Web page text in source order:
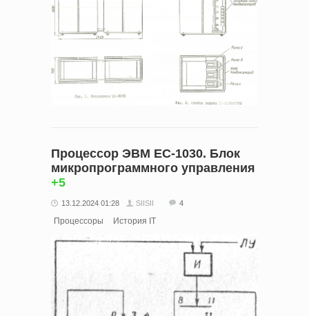
Процессор ЭВМ ЕС-1030. Блок
микропрограммного управления
+5
13.12.2024 01:28 SIISII 4
Процессоры История IT